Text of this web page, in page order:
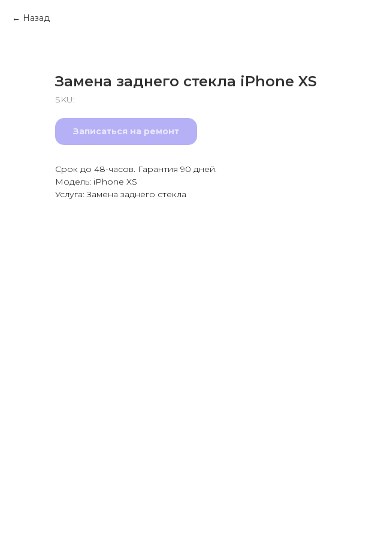
Назад
Замена заднего стекла iPhone XS
SKU:
Записаться на ремонт
Срок до 48-часов. Гарантия 90 дней.
Модель: iPhone XS
Услуга: Замена заднего стекла